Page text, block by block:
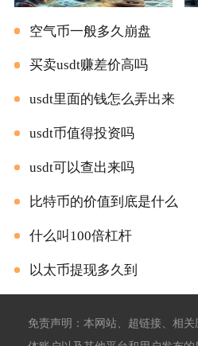
空气币一般多久崩盘
买卖usdt赚差价高吗
usdt里面的钱怎么弄出来
usdt币值得投资吗
usdt可以查出来吗
比特币的价值到底是什么
什么叫100倍杠杆
以太币提现多久到
免责声明：本网站、超链接、相